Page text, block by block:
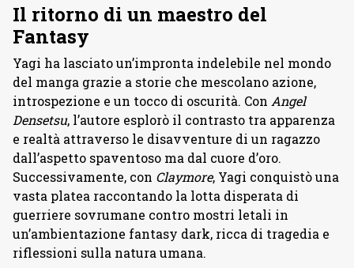
Il ritorno di un maestro del
Fantasy
Yagi ha lasciato un’impronta indelebile nel mondo
del manga grazie a storie che mescolano azione,
introspezione e un tocco di oscurità. Con Angel
Densetsu, l’autore esplorò il contrasto tra apparenza
e realtà attraverso le disavventure di un ragazzo
dall’aspetto spaventoso ma dal cuore d’oro.
Successivamente, con Claymore, Yagi conquistò una
vasta platea raccontando la lotta disperata di
guerriere sovrumane contro mostri letali in
un’ambientazione fantasy dark, ricca di tragedia e
riflessioni sulla natura umana.